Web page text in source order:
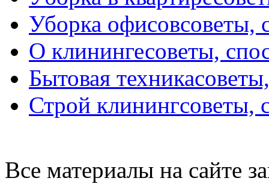
Уборка офисовсоветы,
О клинингесоветы,
Бытовая техника
Строй клинингсоветы,
Все материалы на сайте